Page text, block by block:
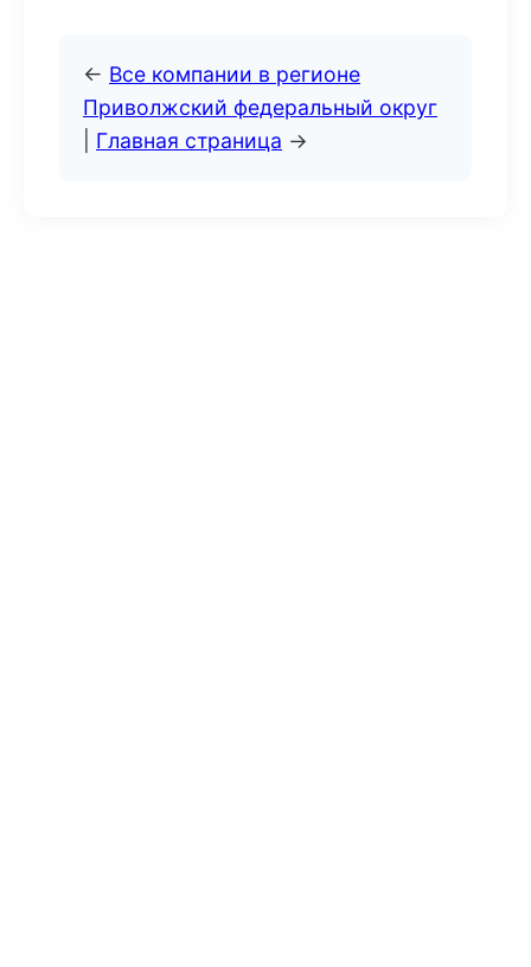
← Все компании в регионе
Приволжский федеральный округ
Главная страница →